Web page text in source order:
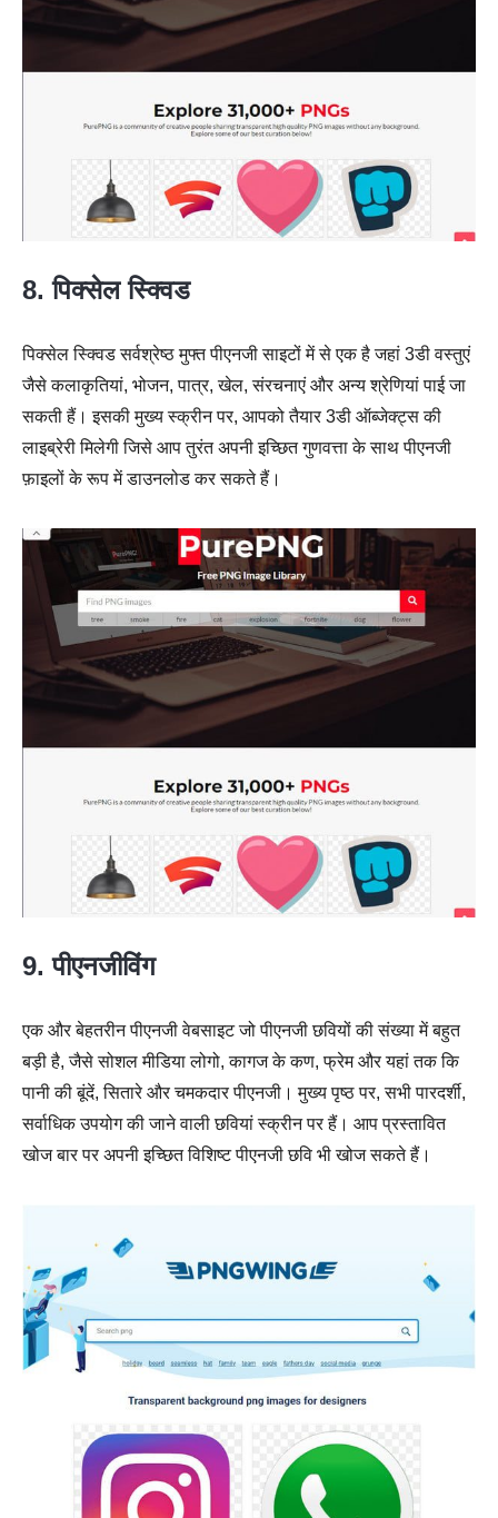
8. पिक्सेल स्क्विड
पिक्सेल स्क्विड सर्वश्रेष्ठ मुफ्त पीएनजी साइटों में से एक है जहां 3डी वस्तुएं
जैसे कलाकृतियां, भोजन, पात्र, खेल, संरचनाएं और अन्य श्रेणियां पाई जा
सकती हैं। इसकी मुख्य स्क्रीन पर, आपको तैयार 3डी ऑब्जेक्ट्स की
लाइब्रेरी मिलेगी जिसे आप तुरंत अपनी इच्छित गुणवत्ता के साथ पीएनजी
फ़ाइलों के रूप में डाउनलोड कर सकते हैं।
9. पीएनजीविंग
एक और बेहतरीन पीएनजी वेबसाइट जो पीएनजी छवियों की संख्या में बहुत
बड़ी है, जैसे सोशल मीडिया लोगो, कागज के कण, फ्रेम और यहां तक कि
पानी की बूंदें, सितारे और चमकदार पीएनजी। मुख्य पृष्ठ पर, सभी पारदर्शी,
सर्वाधिक उपयोग की जाने वाली छवियां स्क्रीन पर हैं। आप प्रस्तावित
खोज बार पर अपनी इच्छित विशिष्ट पीएनजी छवि भी खोज सकते हैं।